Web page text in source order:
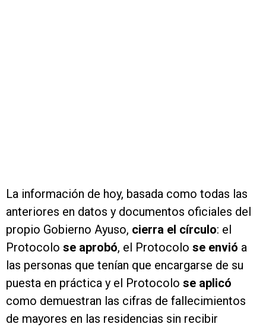
La información de hoy, basada como todas las
anteriores en datos y documentos oficiales del
propio Gobierno Ayuso, cierra el círculo: el
Protocolo se aprobó, el Protocolo se envió a
las personas que tenían que encargarse de su
puesta en práctica y el Protocolo se aplicó
como demuestran las cifras de fallecimientos
de mayores en las residencias sin recibir